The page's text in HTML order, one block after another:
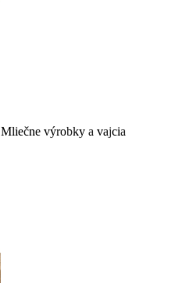
Mliečne výrobky a vajcia